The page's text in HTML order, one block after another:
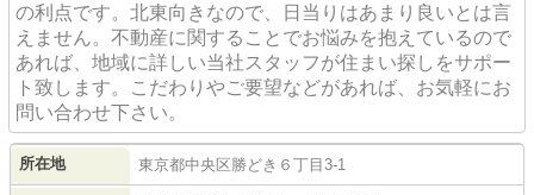
の利点です。北東向きなので、日当りはあまり良いとは言
えません。不動産に関することでお悩みを抱えているので
あれば、地域に詳しい当社スタッフが住まい探しをサポー
ト致します。こだわりやご要望などがあれば、お気軽にお
問い合わせ下さい。
所在地 東京都中央区 勝どき ６丁目3-1